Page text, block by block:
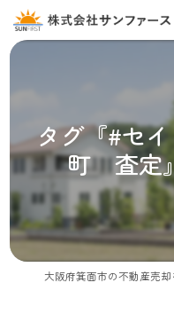
タグ『#セ
町 査定